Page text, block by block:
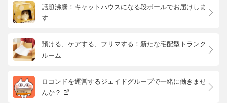
話題沸騰！キャットハウスになる段ボールでお届けしま
す
預ける、ケアする、フリマする！新たな宅配型トランク
ルーム
ロコンドを運営するジェイドグループで一緒に働きませ
んか？